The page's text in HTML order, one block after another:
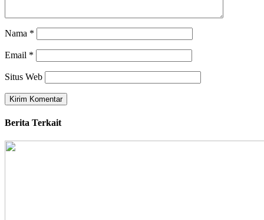
Nama *
Email *
Situs Web
Berita Terkait